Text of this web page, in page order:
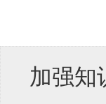
加强知